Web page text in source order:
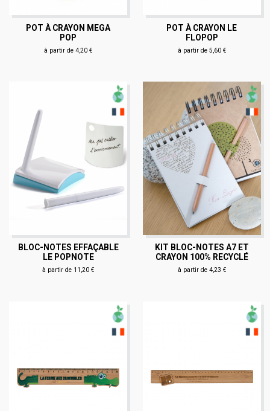
POT À CRAYON MEGA
POP
à partir de 4,20 €
POT À CRAYON LE
FLOPOP
à partir de 5,60 €
BLOC-NOTES EFFAÇABLE
LE POPNOTE
à partir de 11,20 €
KIT BLOC-NOTES A7 ET
CRAYON 100% RECYCLÉ
à partir de 4,23 €